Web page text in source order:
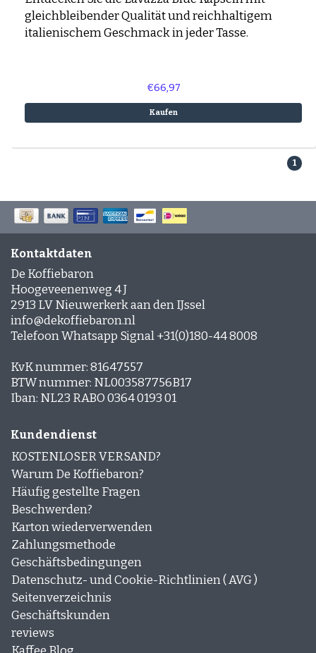
gleichbleibender Qualität und reichhaltigem
italienischem Geschmack in jeder Tasse.
€66,97
Kaufen
1
Kontaktdaten
De Koffiebaron
Hoogeveenenweg 4 J
2913 LV Nieuwerkerk aan den IJssel
info@dekoffiebaron.nl
Telefoon Whatsapp Signal +31(0)180-44 8008
KvK nummer: 81647557
BTW nummer: NL003587756B17
Iban: NL23 RABO 0364 0193 01
Kundendienst
KOSTENLOSER VERSAND?
Warum De Koffiebaron?
Häufig gestellte Fragen
Beschwerden?
Karton wiederverwenden
Zahlungsmethode
Geschäftsbedingungen
Datenschutz- und Cookie-Richtlinien ( AVG )
Seitenverzeichnis
Geschäftskunden
reviews